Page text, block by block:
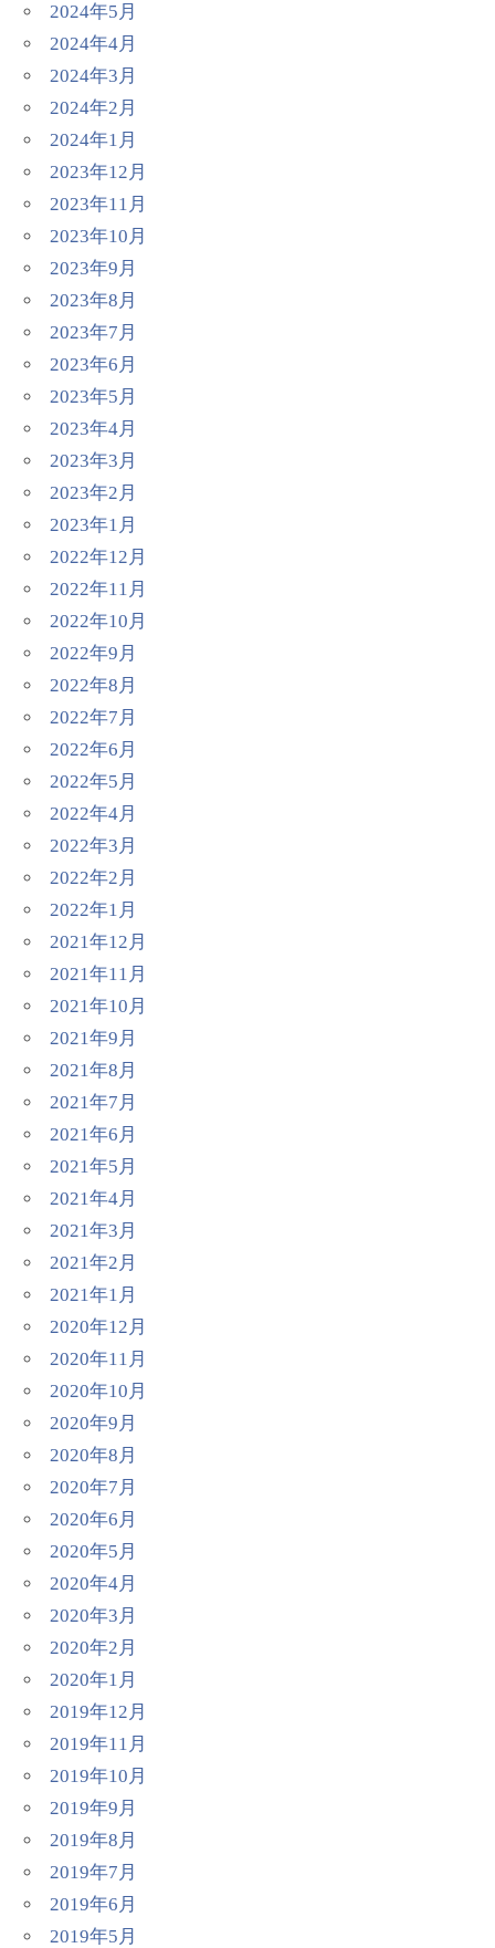
2024年5月
2024年4月
2024年3月
2024年2月
2024年1月
2023年12月
2023年11月
2023年10月
2023年9月
2023年8月
2023年7月
2023年6月
2023年5月
2023年4月
2023年3月
2023年2月
2023年1月
2022年12月
2022年11月
2022年10月
2022年9月
2022年8月
2022年7月
2022年6月
2022年5月
2022年4月
2022年3月
2022年2月
2022年1月
2021年12月
2021年11月
2021年10月
2021年9月
2021年8月
2021年7月
2021年6月
2021年5月
2021年4月
2021年3月
2021年2月
2021年1月
2020年12月
2020年11月
2020年10月
2020年9月
2020年8月
2020年7月
2020年6月
2020年5月
2020年4月
2020年3月
2020年2月
2020年1月
2019年12月
2019年11月
2019年10月
2019年9月
2019年8月
2019年7月
2019年6月
2019年5月